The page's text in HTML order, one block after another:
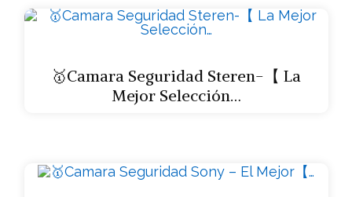
🥇Camara Seguridad Steren-【 La
Mejor Selección…